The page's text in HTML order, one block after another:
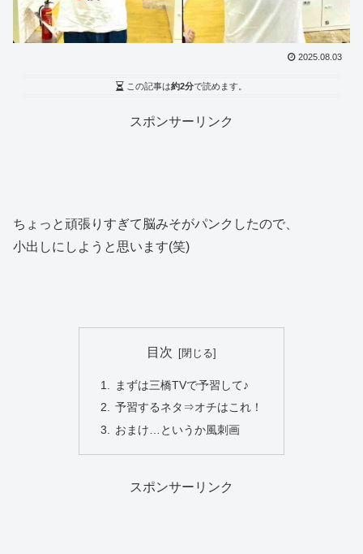
2025.08.03
この記事は約2分で読めます。
スポンサーリンク
ちょっと頑張りすぎて脳みそがパンクしたので、
小出しにしようと思います(笑)
目次
まずは三橋TVで予習して♪
予習するネタ⇒オチはこれ！
おまけ…というか風刺画
スポンサーリンク